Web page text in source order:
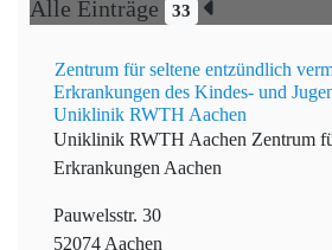
Alle Einträge 33
Zentrum für seltene entzündlich
Erkrankungen des Kindes- und
Uniklinik RWTH Aachen
Uniklinik RWTH Aachen Zentrum
Erkrankungen Aachen
Pauwelsstr. 30
52074 Aachen